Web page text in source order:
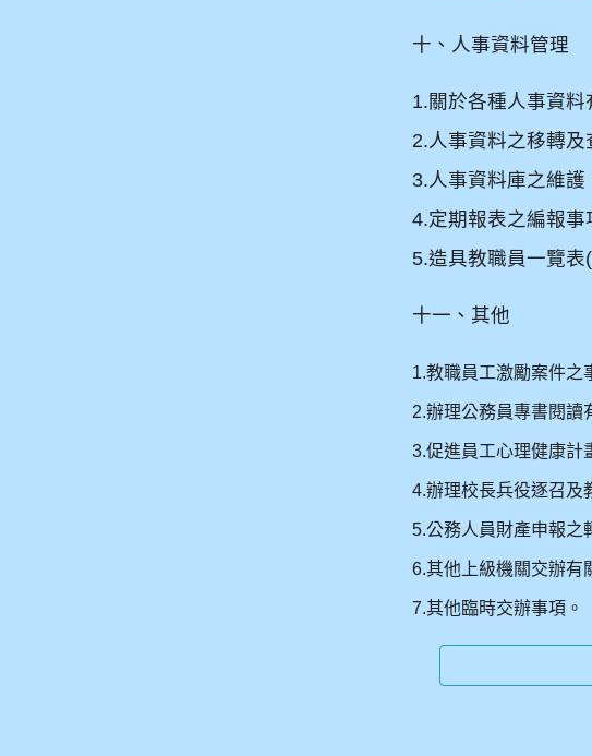
十、人事資料管理
1.關於各種人事資料
2.人事資料之移轉及
3.人事資料庫之維護
4.定期報表之編報事
5.造具教職員一覽表(
十一、其他
1.教職員工激勵案件之
2.辦理公務員專書閱讀
3.促進員工心理健康計
4.辦理校長兵役逐召及
5.公務人員財產申報之
6.其他上級機關交辦有
7.其他臨時交辦事項。